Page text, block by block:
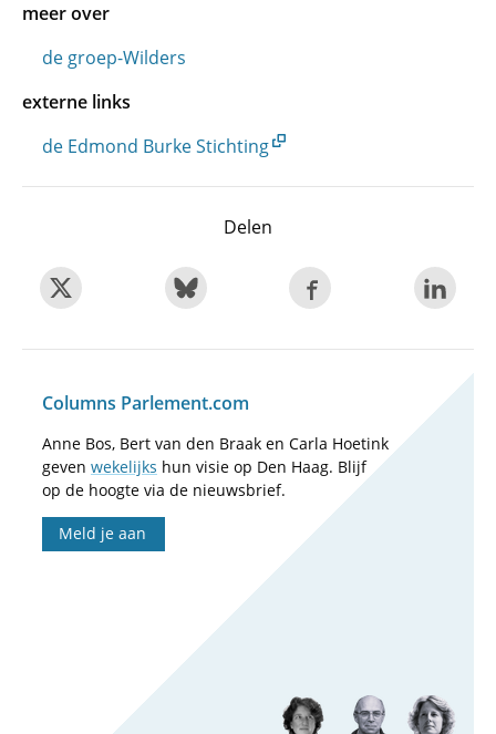
meer over
de groep-Wilders
externe links
de Edmond Burke Stichting
Delen
Columns Parlement.com
Anne Bos, Bert van den Braak en Carla Hoetink
geven wekelijks hun visie op Den Haag. Blijf
op de hoogte via de nieuwsbrief.
Meld je aan